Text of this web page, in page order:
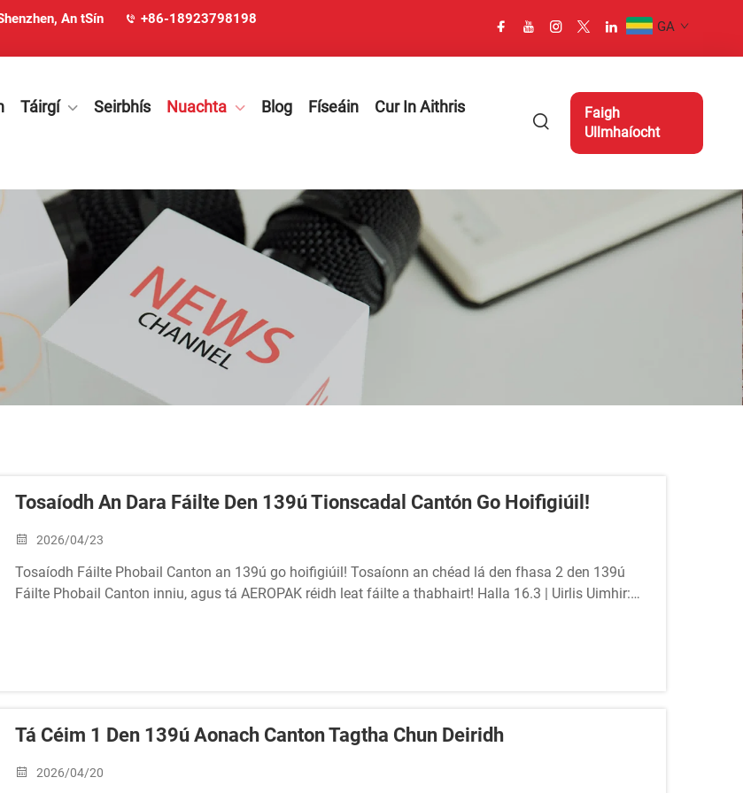
An tSín
+86-18923798198
GA
Táirgí Seirbhís Nuachta Blog Físeáin
Cur In Aithris
Faigh
Ullmhaíocht
Tosaíodh An Dara Fáilte Den 139ú Tionscadal Cantón Go Hoifigiúil!
2026/04/23
Tosaíodh Fáilte Phobail Canton an 139ú go hoifigiúil! Tosaíonn an chéad lá den fhasa 2 den 139ú
Fáilte Phobail Canton inniu, agus tá AEROPAK réidh leat fáilte a thabhairt! Halla 16.3 | Uirlis Uimhir:
Tá Céim 1 Den 139ú Aonach Canton Tagtha Chun Deiridh
2026/04/20